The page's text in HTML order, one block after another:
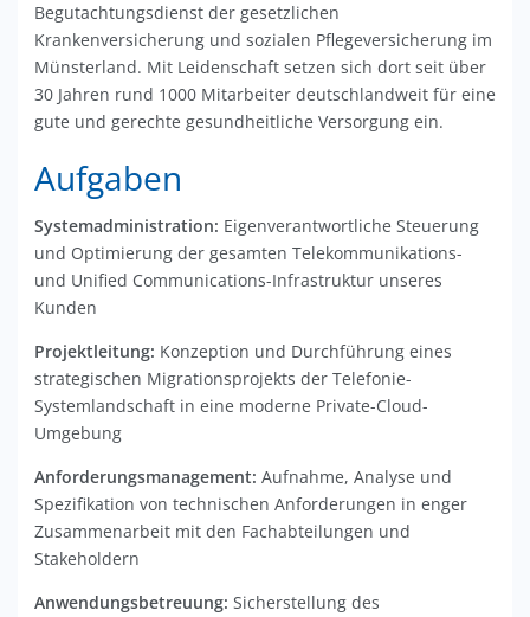
Begutachtungsdienst der gesetzlichen
Krankenversicherung und sozialen Pflegeversicherung im
Münsterland. Mit Leidenschaft setzen sich dort seit über
30 Jahren rund 1000 Mitarbeiter deutschlandweit für eine
gute und gerechte gesundheitliche Versorgung ein.
Aufgaben
Systemadministration: Eigenverantwortliche Steuerung
und Optimierung der gesamten Telekommunikations-
und Unified Communications-Infrastruktur unseres
Kunden
Projektleitung: Konzeption und Durchführung eines
strategischen Migrationsprojekts der Telefonie-
Systemlandschaft in eine moderne Private-Cloud-
Umgebung
Anforderungsmanagement: Aufnahme, Analyse und
Spezifikation von technischen Anforderungen in enger
Zusammenarbeit mit den Fachabteilungen und
Stakeholdern
Anwendungsbetreuung: Sicherstellung des